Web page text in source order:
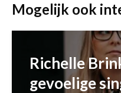
Mogelijk ook
Richelle
gevoelige